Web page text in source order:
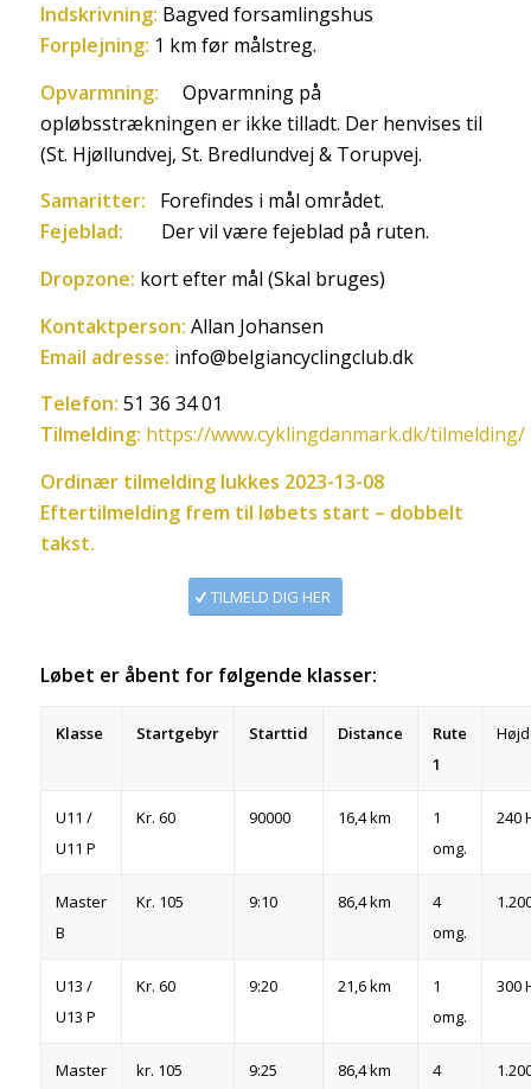
Indskrivning: Bagved forsamlingshus
Forplejning: 1 km før målstreg.
Opvarmning: Opvarmning på
opløbsstrækningen er ikke tilladt. Der henvises til
(St. Hjøllundvej, St. Bredlundvej & Torupvej.
Samaritter: Forefindes i mål området.
Fejeblad: Der vil være fejeblad på ruten.
Dropzone: kort efter mål (Skal bruges)
Kontaktperson: Allan Johansen
Email adresse: info@belgiancyclingclub.dk
Telefon: 51 36 34 01
Tilmelding: https://www.cyklingdanmark.dk/tilmelding/
Ordinær tilmelding lukkes 2023-13-08
Eftertilmelding frem til løbets start – dobbelt
takst.
TILMELD DIG HER
Løbet er åbent for følgende klasser:
Klasse Startgebyr Starttid Distance
Rute
1
U11 /
U11 P
Kr. 60 90000 16,4 km
1
omg.
240
Master
B
Kr. 105 9:10 86,4 km
4
omg.
U13 /
U13 P
Kr. 60 9:20 21,6 km
1
omg.
300
Master
kr. 105 9:25 86,4 km
4